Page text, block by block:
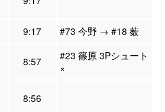
9:17 #73 今野 → #18 薮
8:57
#23 篠原 3Pシュート
×
8:56